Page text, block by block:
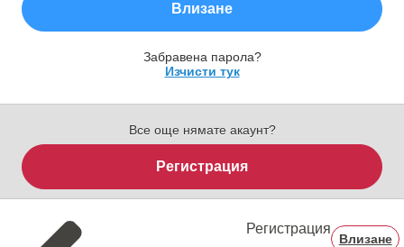
Влизане
Забравена парола?
Изчисти тук
Все още нямате акаунт?
Регистрация
Регистрация
Влизане